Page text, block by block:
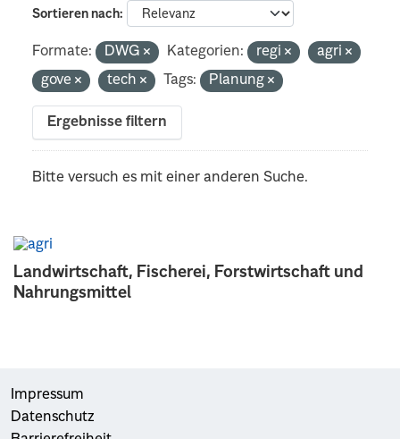
Landwirtschaft, Fischerei, Forstwirtschaft und
Nahrungsmittel
Sortieren nach
Formate: DWG Kategorien: regi
agri
gove
tech Tags: Planung
Ergebnisse filtern
Bitte versuch es mit einer anderen Suche.
Impressum
Datenschutz